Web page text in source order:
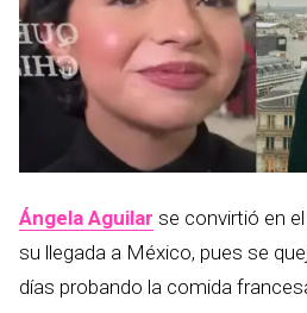
Ángela Aguilar se convirtió en
su llegada a México, pues se
días probando la comida